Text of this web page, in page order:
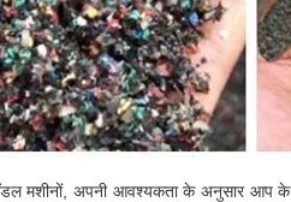
मशीनों, अपनी आवश्यकता के अनुसार आप